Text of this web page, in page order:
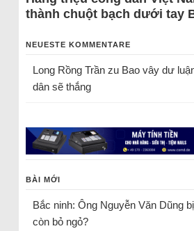
thành chuột bạch dưới tay
NEUESTE KOMMENTARE
Long Rồng Trầnzu Bao vây dư
dân sẽ thắng
BÀI MỚI
Bắc ninh: Ông Nguyễn Văn Dũng
còn bỏ ngỏ?